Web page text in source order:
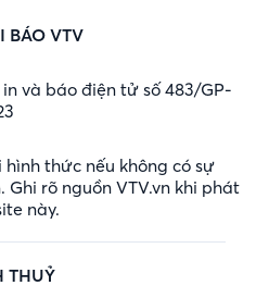
BÁO VTV
và báo điện tử số 483/GP-
thức nếu không có sự
rõ nguồn VTV.vn khi phát
này.
THUỶ